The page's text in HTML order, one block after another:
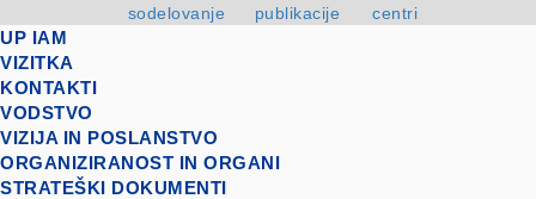
sodelovanje
publikacije
centri
UP IAM
VIZITKA
KONTAKTI
VODSTVO
VIZIJA IN POSLANSTVO
ORGANIZIRANOST IN ORGANI
STRATEŠKI DOKUMENTI